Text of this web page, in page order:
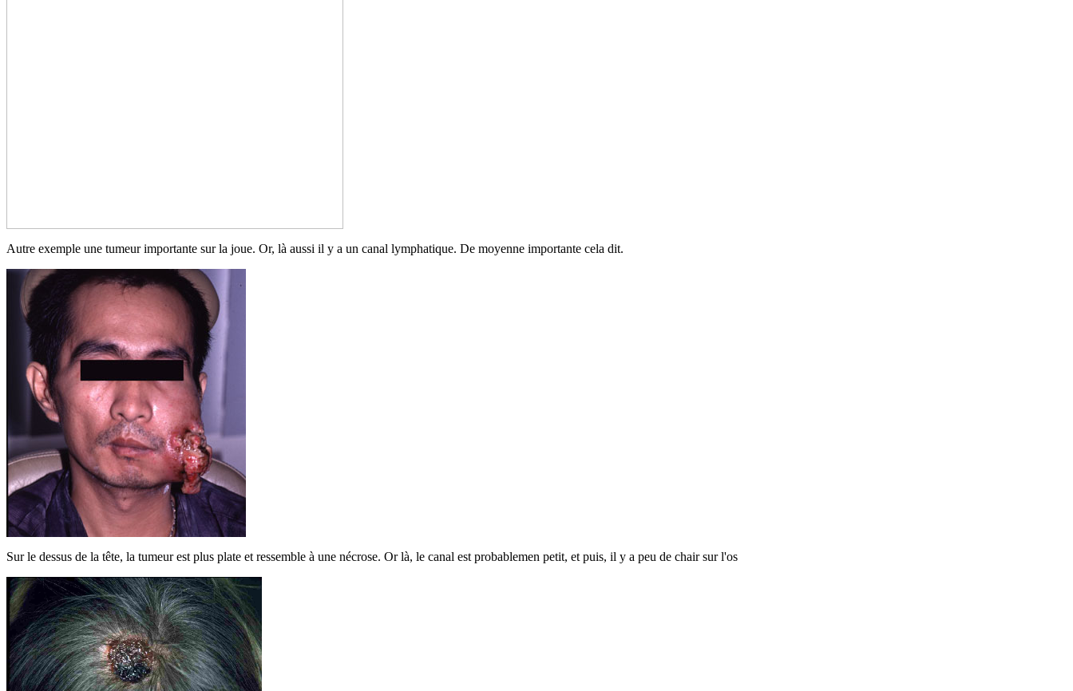
Autre exemple une tumeur importante sur la joue. Or, là aussi il y a un canal lymphatique. De moyenne importante cela dit.
Sur le dessus de la tête, la tumeur est plus plate et ressemble à une nécrose. Or là, le canal est probablemen petit, et puis, il y a peu de chair sur l'os